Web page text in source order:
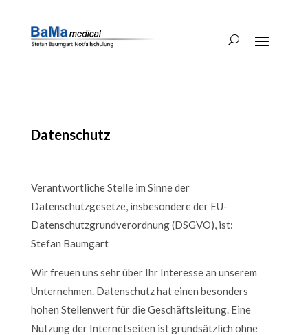
Datenschutz
Verantwortliche Stelle im Sinne der
Datenschutzgesetze, insbesondere der EU-
Datenschutzgrundverordnung (DSGVO), ist:
Stefan Baumgart
Wir freuen uns sehr über Ihr Interesse an unserem
Unternehmen. Datenschutz hat einen besonders
hohen Stellenwert für die Geschäftsleitung. Eine
Nutzung der Internetseiten ist grundsätzlich ohne